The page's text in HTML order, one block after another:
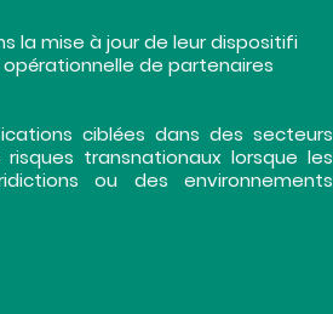
la mise à jour de leur dispositifi
de partenaires
ciblées dans des secteurs
transnationaux lorsque les
ou des environnements